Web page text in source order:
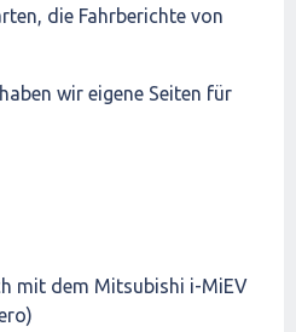
die Fahrberichte von
wir eigene Seiten für
mit dem Mitsubishi i-MiEV